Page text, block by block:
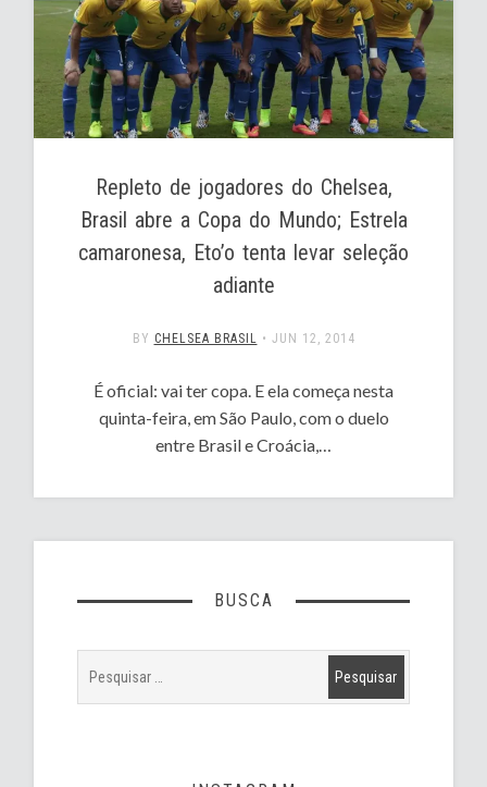
Repleto de jogadores do Chelsea,
Brasil abre a Copa do Mundo; Estrela
camaronesa, Eto’o tenta levar seleção
adiante
BY CHELSEA BRASIL • JUN 12, 2014
É oficial: vai ter copa. E ela começa nesta
quinta-feira, em São Paulo, com o duelo
entre Brasil e Croácia,…
BUSCA